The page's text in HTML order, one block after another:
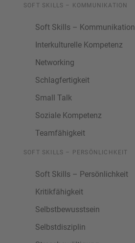
SOFT SKILLS – KOMMUNIKATION
Soft Skills – Kommunikation
Interkulturelle Kompetenz
Networking
Schlagfertigkeit
Small Talk
Soziale Kompetenz
Teamfähigkeit
SOFT SKILLS – PERSÖNLICHKEIT
Soft Skills – Persönlichkeit
Kritikfähigkeit
Selbstbewusstsein
Selbstdisziplin